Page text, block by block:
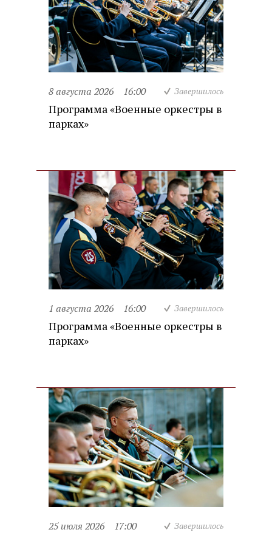
8 августа 2026 16:00 Завершилось
Программа «Военные оркестры в
парках»
1 августа 2026 16:00 Завершилось
Программа «Военные оркестры в
парках»
25 июля 2026 17:00 Завершилось